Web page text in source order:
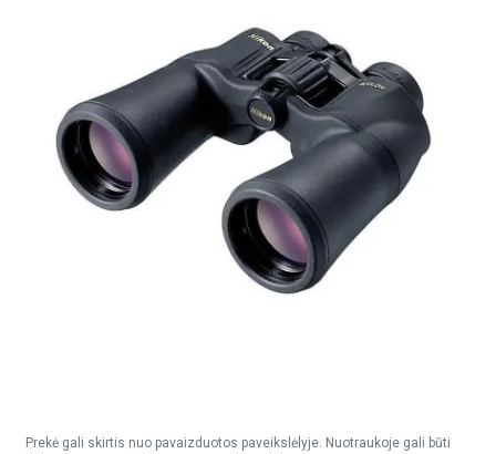
Prekė gali skirtis nuo pavaizduotos paveikslėlyje. Nuotraukoje gali būti